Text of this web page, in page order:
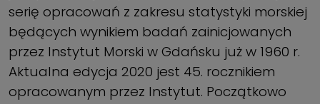
serię opracowań z zakresu statystyki morskiej
będących wynikiem badań zainicjowanych
przez Instytut Morski w Gdańsku już w 1960 r.
Aktualna edycja 2020 jest 45. rocznikiem
opracowanym przez Instytut. Początkowo